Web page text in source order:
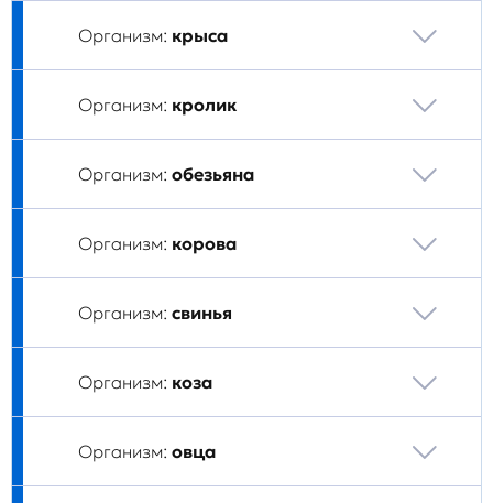
Организм: крыса
Организм: кролик
Организм: обезьяна
Организм: корова
Организм: свинья
Организм: коза
Организм: овца